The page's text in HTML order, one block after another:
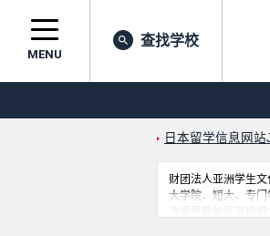
MENU
查找学校
日本留学信息网站
财团法人亚洲学生
大学院、短大、专门
这里登载的是宮崎